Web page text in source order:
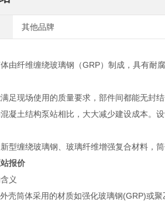
其他品牌
由纤维缠绕玻璃钢（GRP）制成，具有耐
足现场使用的质量要求，部件间都能无封
凝土结构泵站相比，大大减少建设成本。
型缠绕玻璃钢、玻璃纤维增强复合材料，
报价
义
壳筒体采用的材质如强化玻璃钢(GRP)或